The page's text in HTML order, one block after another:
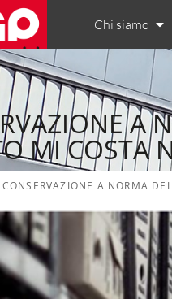
Chi siamo
A
MI COSTA
CONSERVAZIONE A NORMA